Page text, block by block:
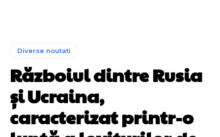
Diverse noutati
Războiul dintre Rusia
și Ucraina,
caracterizat printr-o